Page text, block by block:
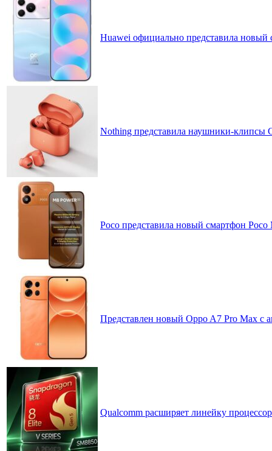
Huawei официально представила
Nothing представила наушники-клипсы
Poco представила новый смартфон
Представлен новый Oppo A7 Pro Max с
Qualcomm расширяет линейку